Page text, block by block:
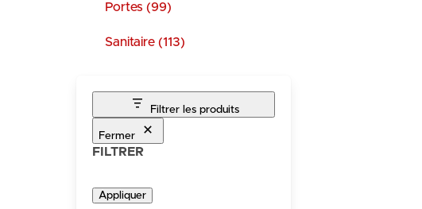
Portes (99)
Sanitaire (113)
Filtrer les produits
Fermer
FILTRER
Appliquer